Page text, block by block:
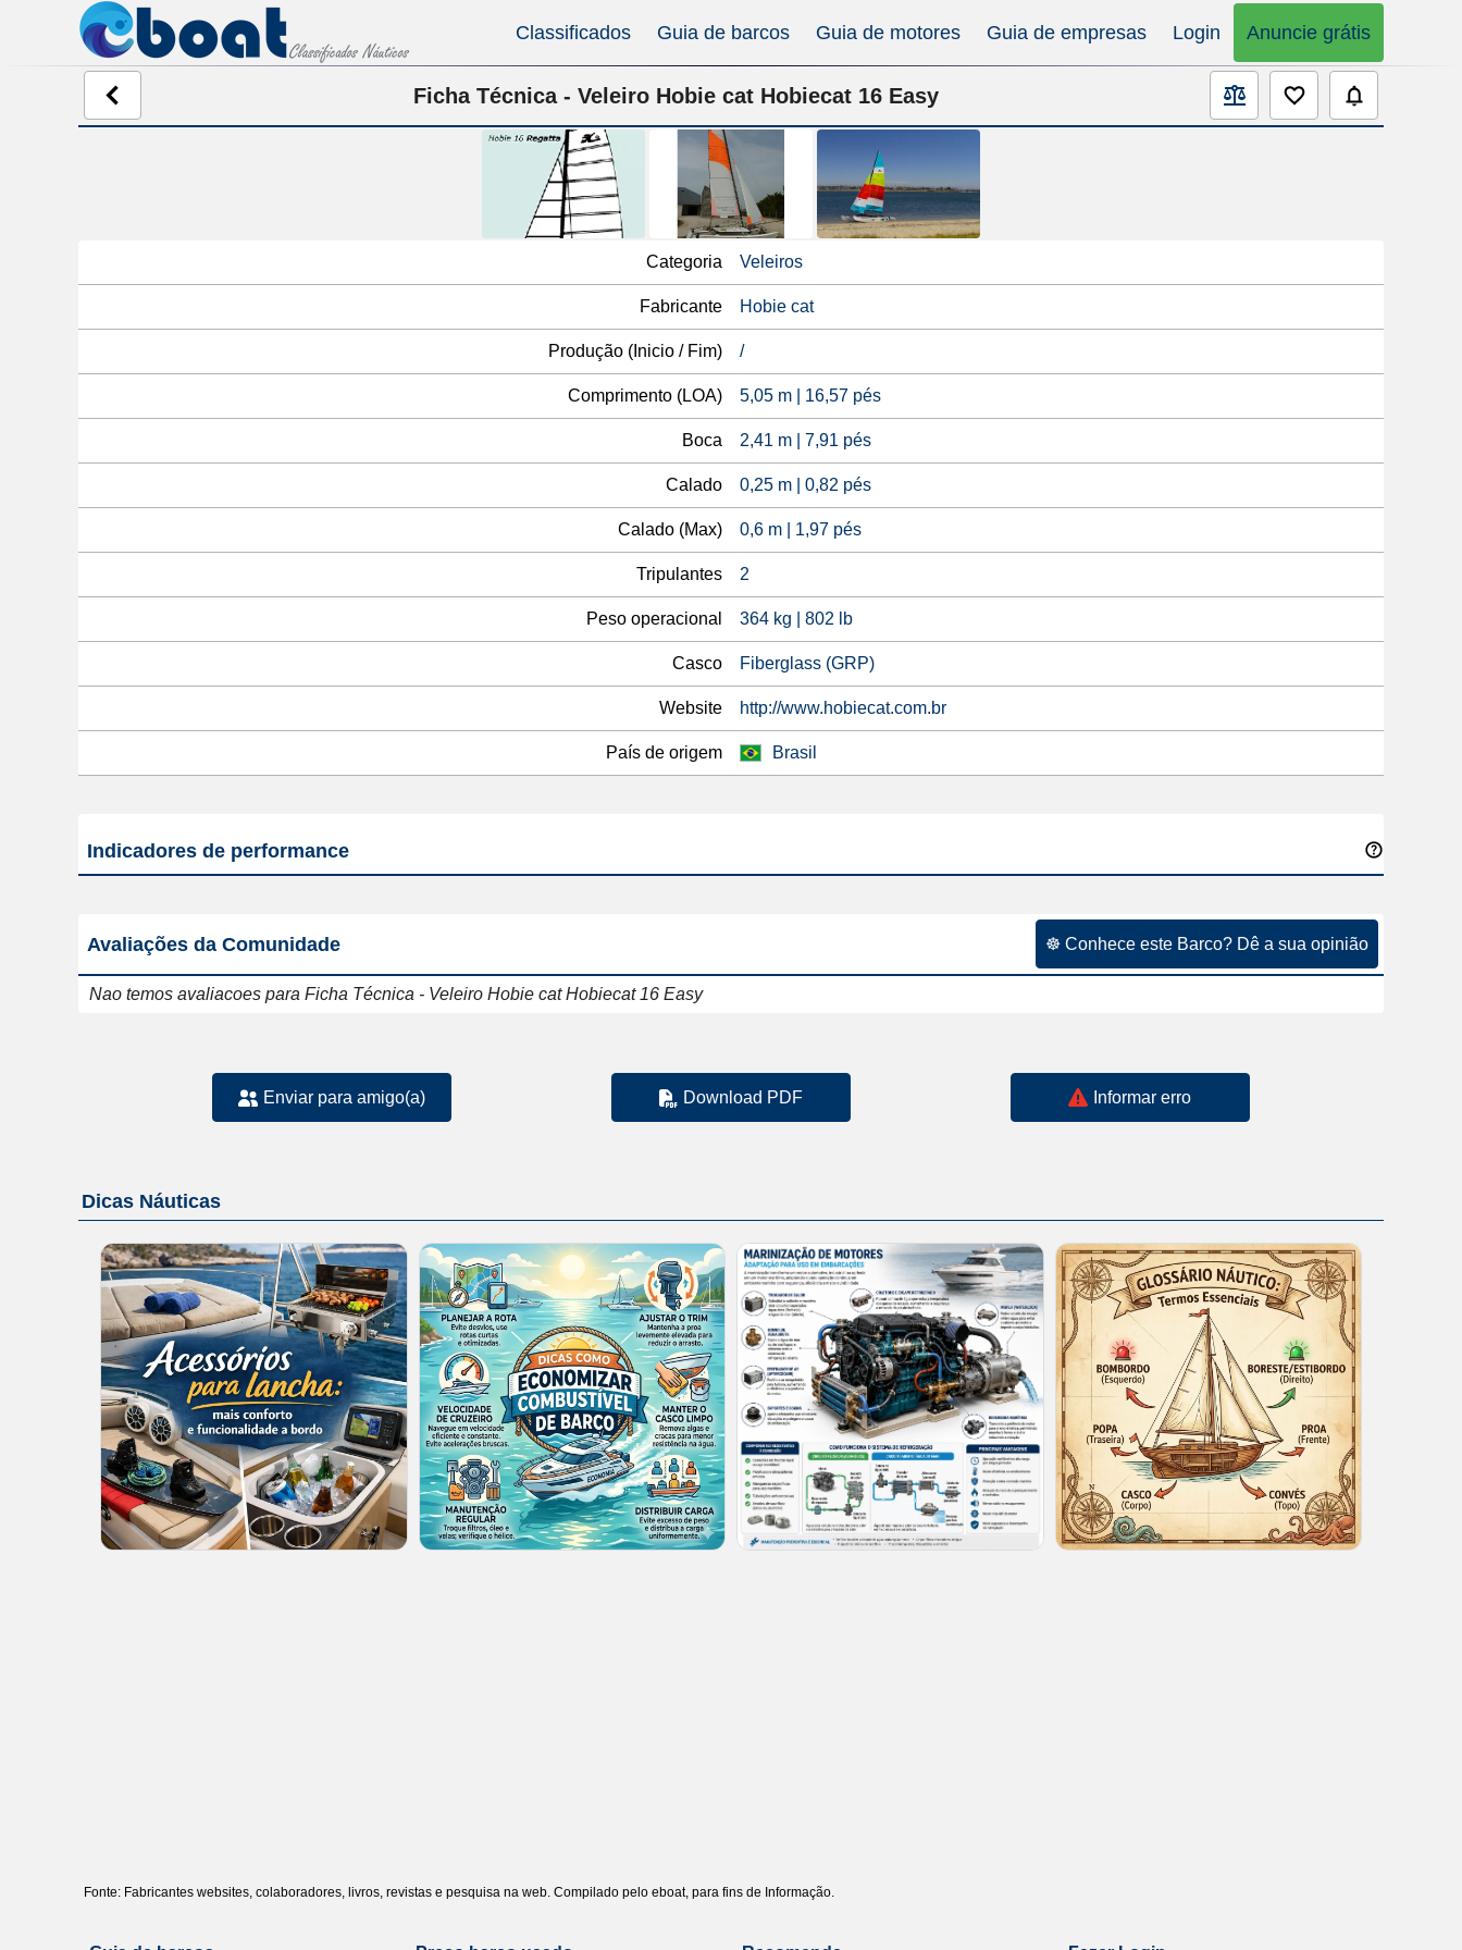
Classificados Guia de barcos Guia de motores Guia de empresas Login Anuncie grátis
Ficha Técnica - Veleiro Hobie cat Hobiecat 16 Easy
Categoria Veleiros
Fabricante Hobie cat
Produção (Inicio / Fim) /
Comprimento (LOA) 5,05 m | 16,57 pés
Boca 2,41 m | 7,91 pés
Calado 0,25 m | 0,82 pés
Calado (Max) 0,6 m | 1,97 pés
Tripulantes 2
Peso operacional 364 kg | 802 lb
Casco Fiberglass (GRP)
Website http://www.hobiecat.com.br
País de origem Brasil
Indicadores de performance
Avaliações da Comunidade ☸ Conhece este Barco? Dê a sua opinião
Nao temos avaliacoes para Ficha Técnica - Veleiro Hobie cat Hobiecat 16 Easy
Enviar para amigo(a) Download PDF Informar erro
Dicas Náuticas
Fonte: Fabricantes websites, colaboradores, livros, revistas e pesquisa na web. Compilado pelo eboat, para fins de Informação.